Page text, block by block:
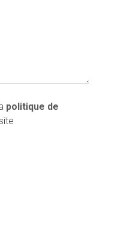
politique de